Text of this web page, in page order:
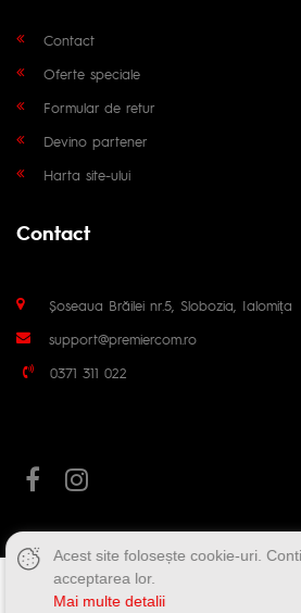
Contact
Oferte speciale
Formular de retur
Devino partener
Harta site-ului
Contact
Șoseaua Brăilei nr.5, Slobozia, Ialomița
support@premiercom.ro
0371 311 022
Acest site folosește cookie-uri.
acceptarea lor.
Mai multe detalii